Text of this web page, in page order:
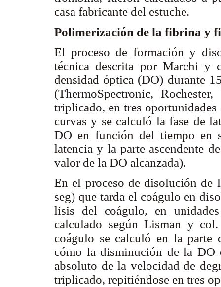
casa fabricante del estuche.
Polimerización de la fibrina y
El proceso de formación y
técnica descrita por Marchi y
densidad óptica (DO) durante
(ThermoSpectronic,
triplicado, en tres oportunidades
curvas y se calculó la fase de
DO en función del tiempo en
latencia y la parte ascendente
valor de la DO alcanzada).
En el proceso de disolución
seg) que tarda el coágulo en
lisis del coágulo, en
calculado según Lisman y
coágulo se calculó en la parte
cómo la disminución de la
absoluto de la velocidad de
triplicado, repitiéndose en tres